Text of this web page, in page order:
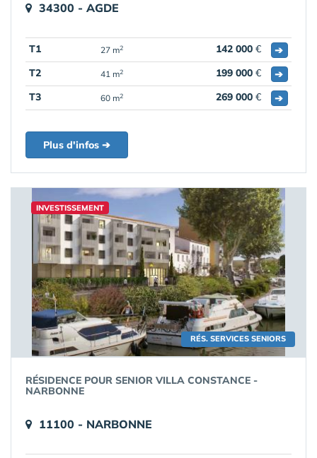
34300 - AGDE
T1 27 m2 142 000 €
➔
T2
41 m2 199 000 €
➔
T3
60 m2 269 000 € ➔
Plus d'infos ➔
RÉS. SERVICES SENIORS
INVESTISSEMENT
RÉSIDENCE POUR SENIOR VILLA CONSTANCE -
NARBONNE
11100 - NARBONNE